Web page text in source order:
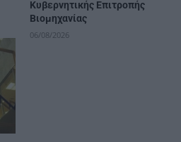
Κυβερνητικής Επιτροπής
Βιομηχανίας
06/08/2026